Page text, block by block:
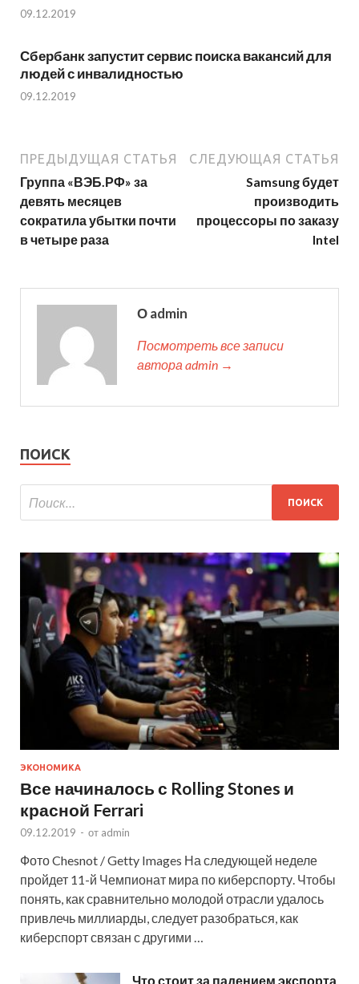
09.12.2019
Сбербанк запустит сервис поиска вакансий для
людей с инвалидностью
09.12.2019
ПРЕДЫДУЩАЯ СТАТЬЯ
Группа «ВЭБ.РФ» за
девять месяцев
сократила убытки почти
в четыре раза
СЛЕДУЮЩАЯ СТАТЬЯ
Samsung будет
производить
процессоры по заказу
Intel
О admin
Посмотреть все записи
автора admin →
ПОИСК
ЭКОНОМИКА
Все начиналось с Rolling Stones и
красной Ferrari
09.12.2019 - от admin
Фото Chesnot / Getty Images На следующей неделе
пройдет 11-й Чемпионат мира по киберспорту. Чтобы
понять, как сравнительно молодой отрасли удалось
привлечь миллиарды, следует разобраться, как
киберспорт связан с другими …
Что стоит за падением экспорта